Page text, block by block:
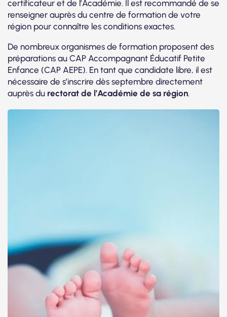
certificateur et de l’Académie. Il est recommandé de se
renseigner auprès du centre de formation de votre
région pour connaître les conditions exactes.
De nombreux organismes de formation proposent des
préparations au CAP Accompagnant Éducatif Petite
Enfance (CAP AEPE). En tant que candidate libre, il est
nécessaire de s’inscrire dès septembre directement
auprès du rectorat de l’Académie de sa région.